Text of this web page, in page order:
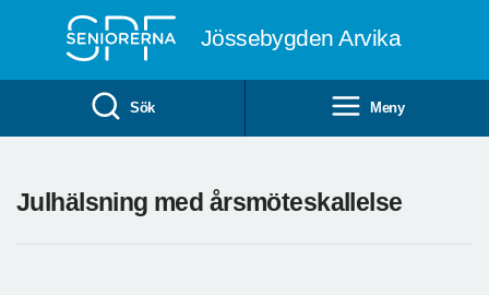
Jössebygden Arvika
Sök Meny
Julhälsning med årsmöteskallelse